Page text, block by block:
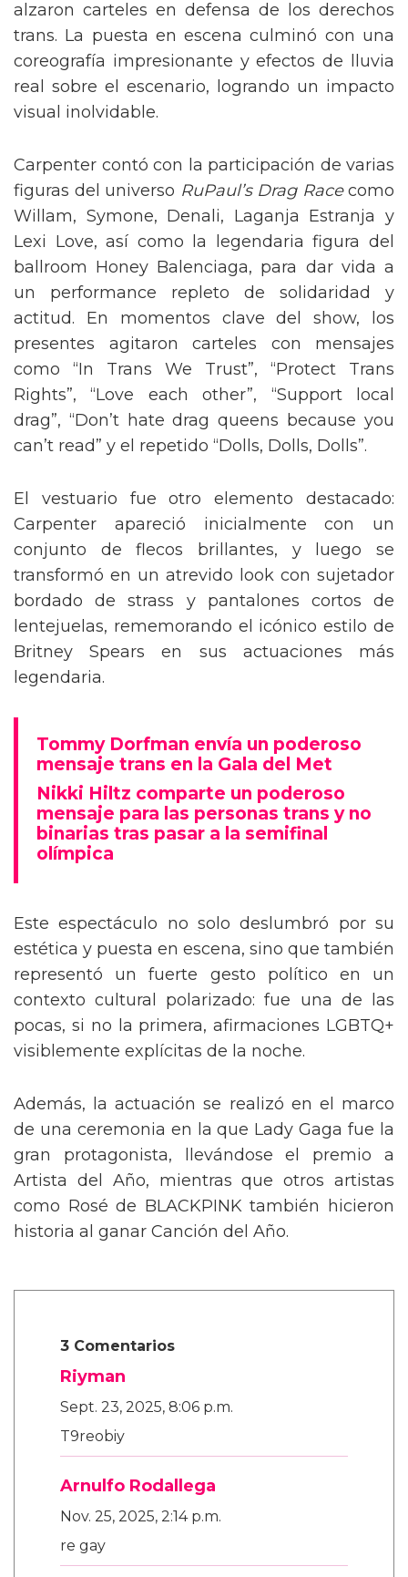
alzaron carteles en defensa de los derechos
trans. La puesta en escena culminó con una
coreografía impresionante y efectos de lluvia
real sobre el escenario, logrando un impacto
visual inolvidable.
Carpenter contó con la participación de varias
figuras del universo RuPaul’s Drag Racecomo
Willam, Symone, Denali, Laganja Estranja y
Lexi Love, así como la legendaria figura del
ballroom Honey Balenciaga, para dar vida a
un performance repleto de solidaridad y
actitud. En momentos clave del show, los
presentes agitaron carteles con mensajes
como “In Trans We Trust”, “Protect Trans
Rights”, “Love each other”, “Support local
drag”, “Don’t hate drag queens because you
can’t read” y el repetido “Dolls, Dolls, Dolls”.
El vestuario fue otro elemento destacado:
Carpenter apareció inicialmente con un
conjunto de flecos brillantes, y luego se
transformó en un atrevido look con sujetador
bordado de strass y pantalones cortos de
lentejuelas, rememorando el icónico estilo de
Britney Spears en sus actuaciones más
legendaria.
Tommy Dorfman envía un poderoso
mensaje trans en la Gala del Met
Nikki Hiltz comparte un poderoso
mensaje para las personas trans y no
binarias tras pasar a la semifinal
olímpica
Este espectáculo no solo deslumbró por su
estética y puesta en escena, sino que también
representó un fuerte gesto político en un
contexto cultural polarizado: fue una de las
pocas, si no la primera, afirmaciones LGBTQ+
visiblemente explícitas de la noche.
Además, la actuación se realizó en el marco
de una ceremonia en la que Lady Gaga fue la
gran protagonista, llevándose el premio a
Artista del Año, mientras que otros artistas
como Rosé de BLACKPINK también hicieron
historia al ganar Canción del Año.
3 Comentarios
Riyman
Sept. 23, 2025, 8:06 p.m.
T9reobiy
Arnulfo Rodallega
Nov. 25, 2025, 2:14 p.m.
re gay